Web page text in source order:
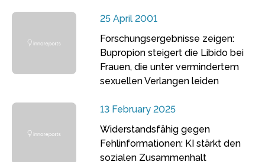
25 April 2001
Forschungsergebnisse zeigen:
Bupropion steigert die Libido bei
Frauen, die unter vermindertem
sexuellen Verlangen leiden
13 February 2025
Widerstandsfähig gegen
Fehlinformationen: KI stärkt den
sozialen Zusammenhalt